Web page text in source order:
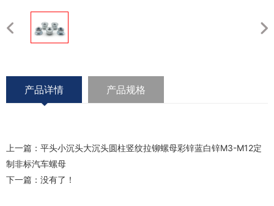
产品详情 产品规格
上一篇： 平头小沉头大沉头圆柱竖纹拉铆螺母彩锌蓝白锌M3-M12定
制非标汽车螺母
下一篇：没有了！